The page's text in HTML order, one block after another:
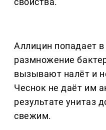
Аллицин попадает
размножение
вызывают налёт и
Чеснок не даёт им
результате унитаз
свежим.